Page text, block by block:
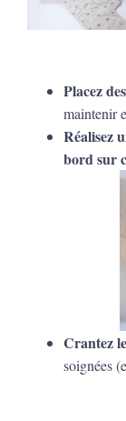
Placez
maintenir
Réalisez
bord sur
Crantez
soignées